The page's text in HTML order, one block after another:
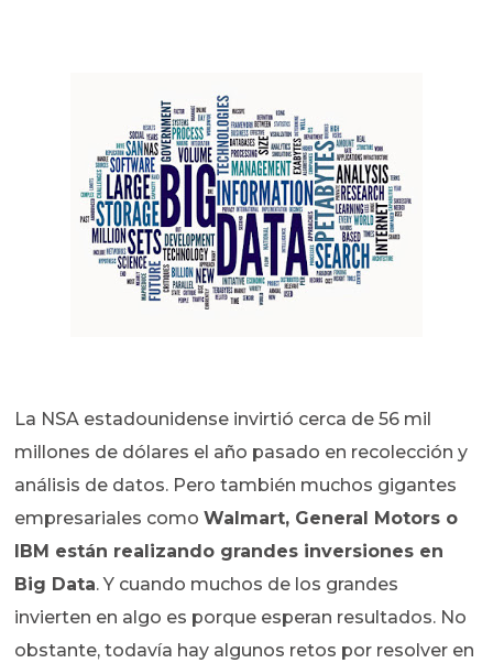
La NSA estadounidense invirtió cerca de 56 mil
millones de dólares el año pasado en recolección y
análisis de datos. Pero también muchos gigantes
empresariales comoWalmart, General Motors o
IBM están realizando grandes inversiones en
Big Data. Y cuando muchos de los grandes
invierten en algo es porque esperan resultados. No
obstante, todavía hay algunos retos por resolver en